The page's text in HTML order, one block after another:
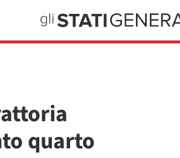
quarto